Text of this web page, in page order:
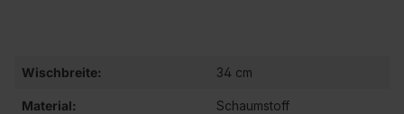
Wischbreite: 34 cm
Material: Schaumstoff